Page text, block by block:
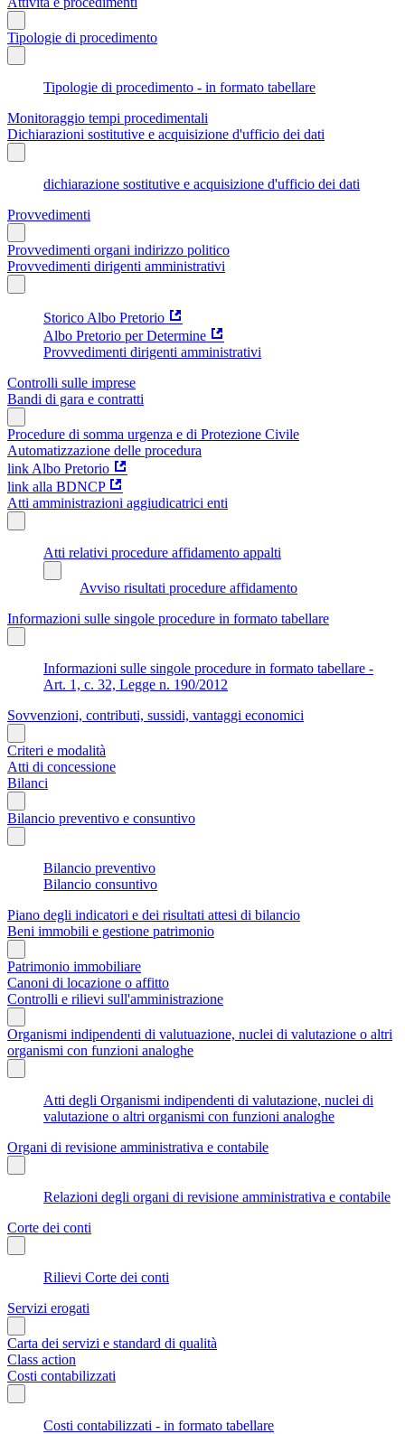
Tipologie di procedimento
Tipologie di procedimento - in formato tabellare
Monitoraggio tempi procedimentali
Dichiarazioni sostitutive e acquisizione d'ufficio dei dati
dichiarazione sostitutive e acquisizione d'ufficio dei dati
Provvedimenti
Provvedimenti organi indirizzo politico
Provvedimenti dirigenti amministrativi
Storico Albo Pretorio
Albo Pretorio per Determine
Provvedimenti dirigenti amministrativi
Controlli sulle imprese
Bandi di gara e contratti
Procedure di somma urgenza e di Protezione Civile
Automatizzazione delle procedura
link Albo Pretorio
link alla BDNCP
Atti amministrazioni aggiudicatrici enti
Atti relativi procedure affidamento appalti
Avviso risultati procedure affidamento
Informazioni sulle singole procedure in formato tabellare
Informazioni sulle singole procedure in formato tabellare -
Art. 1, c. 32, Legge n. 190/2012
Sovvenzioni, contributi, sussidi, vantaggi economici
Criteri e modalità
Atti di concessione
Bilanci
Bilancio preventivo e consuntivo
Bilancio preventivo
Bilancio consuntivo
Piano degli indicatori e dei risultati attesi di bilancio
Beni immobili e gestione patrimonio
Patrimonio immobiliare
Canoni di locazione o affitto
Controlli e rilievi sull'amministrazione
Organismi indipendenti di valutuazione, nuclei di valutazione o altri
organismi con funzioni analoghe
Atti degli Organismi indipendenti di valutazione, nuclei di
valutazione o altri organismi con funzioni analoghe
Organi di revisione amministrativa e contabile
Relazioni degli organi di revisione amministrativa e contabile
Corte dei conti
Rilievi Corte dei conti
Servizi erogati
Carta dei servizi e standard di qualità
Class action
Costi contabilizzati
Costi contabilizzati - in formato tabellare